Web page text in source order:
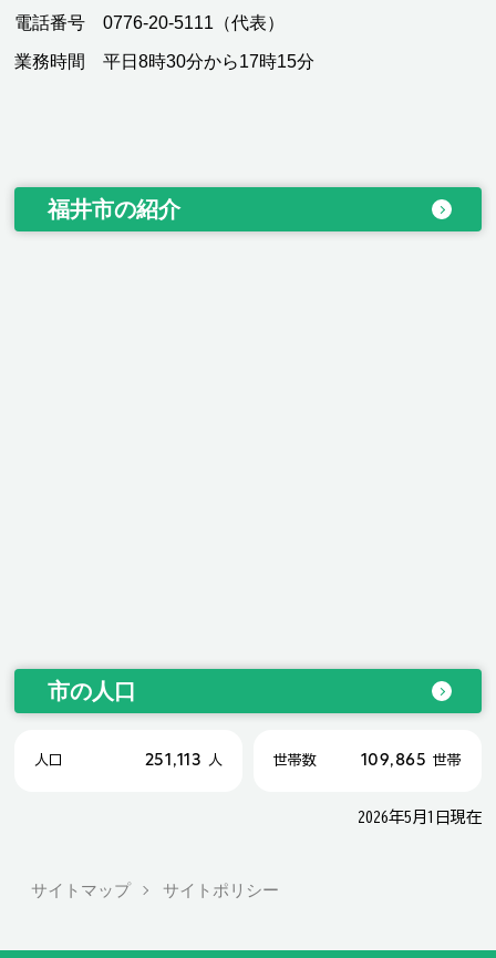
電話番号 0776-20-5111（代表）
業務時間 平日8時30分から17時15分
福井市の紹介
市の人口
人口 251,113 人 世帯数 109,865 世帯
2026年5月1日現在
サイトマップ サイトポリシー